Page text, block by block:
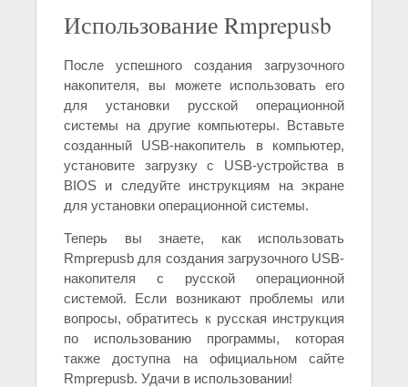
Использование Rmprepusb
После успешного создания загрузочного
накопителя, вы можете использовать его
для установки русской операционной
системы на другие компьютеры. Вставьте
созданный USB-накопитель в компьютер,
установите загрузку с USB-устройства в
BIOS и следуйте инструкциям на экране
для установки операционной системы.
Теперь вы знаете, как использовать
Rmprepusb для создания загрузочного USB-
накопителя с русской операционной
системой. Если возникают проблемы или
вопросы, обратитесь к русская инструкция
по использованию программы, которая
также доступна на официальном сайте
Rmprepusb. Удачи в использовании!